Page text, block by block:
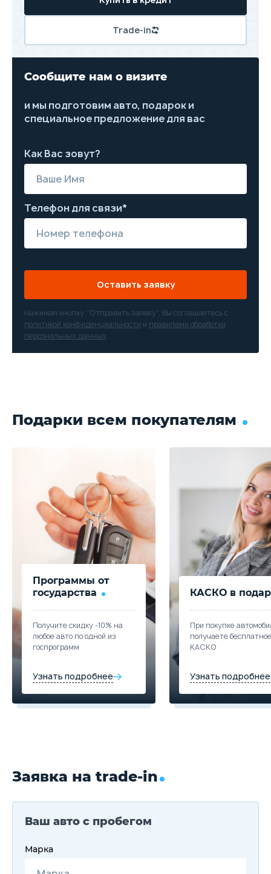
Trade-in
Сообщите нам о визите
и мы подготовим авто, подарок и
специальное предложение для вас
Как Вас зовут?
Телефон для связи*
Оставить заявку
Нажимая кнопку “Отправить заявку”, Вы соглашаетесь с
политикой конфиденциальности и правилами обработки
персональных данных
Подарки всем покупателям
Программы от
государства
Получите скидку -10% на
любое авто по одной из
госпрограмм
Узнать подробнее
КАСКО в
При покупке
получаете бесплатное
КАСКО
Узнать подробнее
Заявка на trade-in
Ваш авто с пробегом
Марка